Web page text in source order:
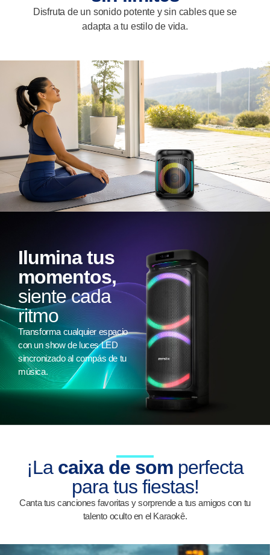
Disfruta de un sonido potente y sin cables que se
adapta a tu estilo de vida.
Ilumina tus
momentos,
siente cada
ritmo
Transforma cualquier espacio
con un show de luces LED
sincronizado al compás de tu
música.
¡La caixa de som perfecta
para tus fiestas!
Canta tus canciones favoritas y sorprende a tus amigos con tu
talento oculto en el Karaokê.